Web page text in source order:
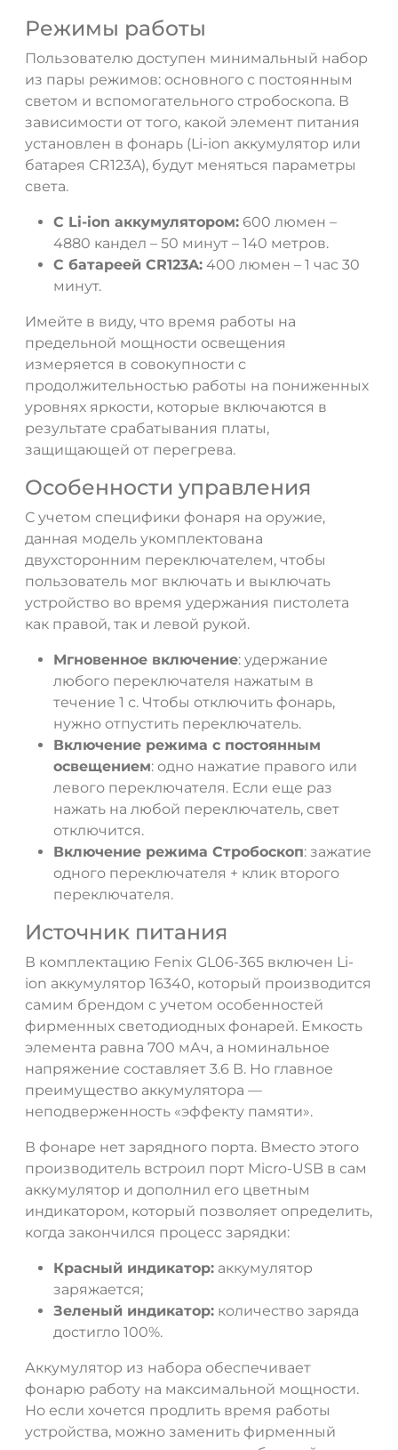
Режимы работы
Пользователю доступен минимальный набор
из пары режимов: основного с постоянным
светом и вспомогательного стробоскопа. В
зависимости от того, какой элемент питания
установлен в фонарь (Li-ion аккумулятор или
батарея CR123A), будут меняться параметры
света.
С Li-ion аккумулятором: 600 люмен –
4880 кандел – 50 минут – 140 метров.
С батареей CR123A: 400 люмен – 1 час 30
минут.
Имейте в виду, что время работы на
предельной мощности освещения
измеряется в совокупности с
продолжительностью работы на пониженных
уровнях яркости, которые включаются в
результате срабатывания платы,
защищающей от перегрева.
Особенности управления
С учетом специфики фонаря на оружие,
данная модель укомплектована
двухсторонним переключателем, чтобы
пользователь мог включать и выключать
устройство во время удержания пистолета
как правой, так и левой рукой.
Мгновенное включение: удержание
любого переключателя нажатым в
течение 1 с. Чтобы отключить фонарь,
нужно отпустить переключатель.
Включение режима с постоянным
освещением: одно нажатие правого или
левого переключателя. Если еще раз
нажать на любой переключатель, свет
отключится.
Включение режима Стробоскоп: зажатие
одного переключателя + клик второго
переключателя.
Источник питания
В комплектацию Fenix GL06-365 включен Li-
ion аккумулятор 16340, который производится
самим брендом с учетом особенностей
фирменных светодиодных фонарей. Емкость
элемента равна 700 мАч, а номинальное
напряжение составляет 3.6 В. Но главное
преимущество аккумулятора —
неподверженность «эффекту памяти».
В фонаре нет зарядного порта. Вместо этого
производитель встроил порт Micro-USB в сам
аккумулятор и дополнил его цветным
индикатором, который позволяет определить,
когда закончился процесс зарядки:
Красный индикатор: аккумулятор
заряжается;
Зеленый индикатор: количество заряда
достигло 100%.
Аккумулятор из набора обеспечивает
фонарю работу на максимальной мощности.
Но если хочется продлить время работы
устройства, можно заменить фирменный